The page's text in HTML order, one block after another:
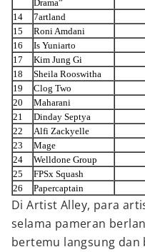
Drama”
14
7artland
15
Roni Amdani
16
Is Yuniarto
17
Kim Jung Gi
18
Sheila Rooswitha
19
Clog Two
20
Maharani
21
Dinday Septya
22
Alfi Zackyelle
23
Mage
24
Welldone Group
25
FPSx Squash
26
Papercaptain
Di Artist Alley, para
selama pameran
bertemu langsung dan